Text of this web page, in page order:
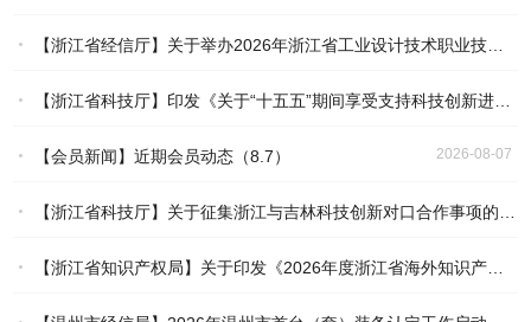
2026-08-07
【浙江省经信厅】关于举办2026年浙江省工业设计技术职业技能竞赛的通知
2026-08-07
【浙江省科技厅】印发《关于“十五五”期间享受支持科技创新进口税收优惠政策的科研机构名单核定的实施办法》的通知
2026-08-07
【会员新闻】近期会员动态（8.7） 2026-08-07
【浙江省科技厅】关于征集浙江与吉林科技创新对口合作事项的通知
2026-08-05
【浙江省知识产权局】关于印发《2026年度浙江省海外知识产权风险统一基础性保障保险实施方案》的通知